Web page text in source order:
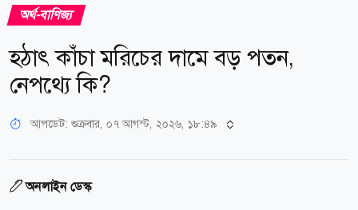
অর্থ-বাণিজ্য
হঠাৎ কাঁচা মরিচের দামে বড় পতন,
নেপথ্যে কি?
আপডেট: শুক্রবার, ০৭ আগস্ট, ২০২৬, ১৮:৪৯
অনলাইন ডেস্ক